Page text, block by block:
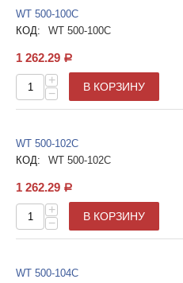
WT 500-100C
КОД:
WT 500-100C
1 262.29 Р
+
−
В КОРЗИНУ
WT 500-102С
КОД:
WT 500-102С
1 262.29 Р
+
−
В КОРЗИНУ
WT 500-104С